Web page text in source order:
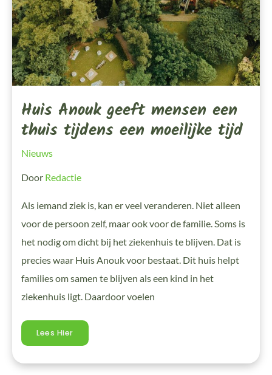
Huis Anouk geeft mensen een
thuis tijdens een moeilijke tijd
Nieuws
Door Redactie
Als iemand ziek is, kan er veel veranderen. Niet alleen
voor de persoon zelf, maar ook voor de familie. Soms is
het nodig om dicht bij het ziekenhuis te blijven. Dat is
precies waar Huis Anouk voor bestaat. Dit huis helpt
families om samen te blijven als een kind in het
ziekenhuis ligt. Daardoor voelen
Een
Moeilijke
Tijd
Lees Hier